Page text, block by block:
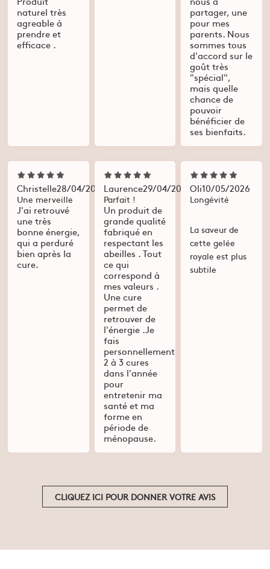
naturel très
agreable à
prendre et
efficace .
partager, une
pour mes
parents. Nous
sommes tous
d'accord sur le
goût très
"spécial",
mais quelle
chance de
pouvoir
bénéficier de
ses bienfaits.
Christelle28/04/2026
Une merveille
J'ai retrouvé
une très
bonne énergie,
qui a perduré
bien après la
cure.
Laurence29/04/2026
Parfait !
Un produit de
grande qualité
fabriqué en
respectant les
abeilles . Tout
ce qui
correspond à
mes valeurs .
Une cure
permet de
retrouver de
l'énergie .Je
fais
personnellement
2 à 3 cures
dans l'année
pour
entretenir ma
santé et ma
forme en
période de
ménopause.
Oli10/05/2026
Longévité
La saveur de
cette gelée
royale est plus
subtile
CLIQUEZ ICI POUR DONNER VOTRE AVIS